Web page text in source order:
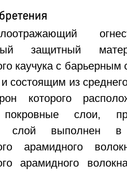
защитный
каучука с
состоящим из
которого
покровные слои,
слой выполнен
арамидного
арамидного